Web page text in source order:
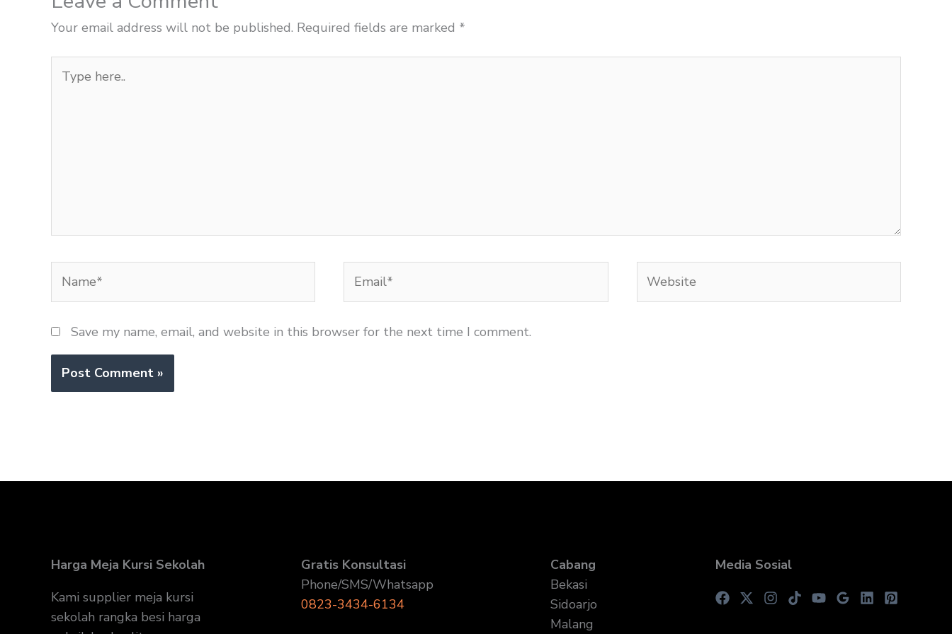
Your email address will not be published. Required fields are marked *
here..
Save my name, email, and website in this browser for the next time I comment.
Harga Meja Kursi Sekolah
Kami supplier meja kursi
sekolah rangka besi harga
Gratis Konsultasi
Phone/SMS/Whatsapp
0823-3434-6134
Cabang
Bekasi
Sidoarjo
Malang
Media Sosial